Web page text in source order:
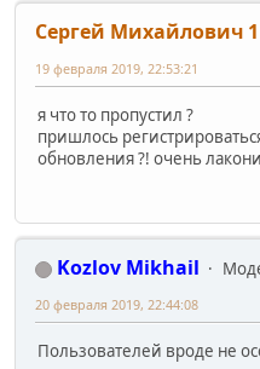
Сергей Михайлович 1
19 февраля 2019, 22:53:21
я что то пропустил ?
пришлось
обновления ?! очень
Kozlov Mikhail
20 февраля 2019, 22:44:08
Пользователей вроде не